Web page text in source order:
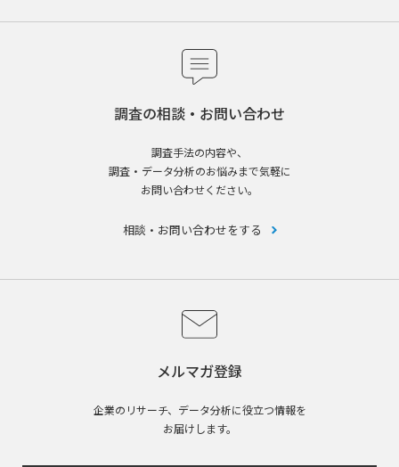
調査の相談・お問い合わせ
調査手法の内容や、
調査・データ分析のお悩みまで気軽に
お問い合わせください。
相談・お問い合わせをする
メルマガ登録
企業のリサーチ、データ分析に役立つ情報を
お届けします。